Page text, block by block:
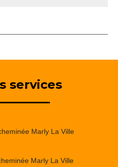
services
Marly La Ville
Marly La Ville